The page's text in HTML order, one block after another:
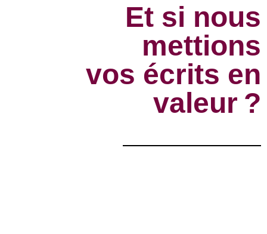
Et si nous
mettions
vos écrits en
valeur ?